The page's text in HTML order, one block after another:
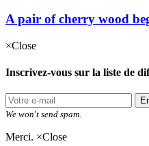
A pair of cherry wood
×Close
Inscrivez-vous sur la liste de
We won't send spam.
Merci. ×Close